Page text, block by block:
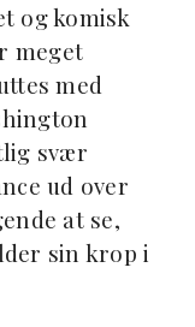
og komisk
meget
med
svær
ud over
at se,
sin krop i